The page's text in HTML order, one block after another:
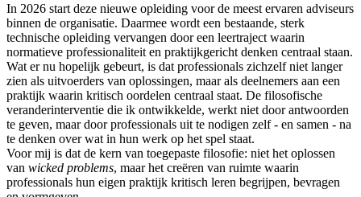
In 2026 start deze nieuwe opleiding voor de meest ervaren adviseurs
binnen de organisatie. Daarmee wordt een bestaande, sterk
technische opleiding vervangen door een leertraject waarin
normatieve professionaliteit en praktijkgericht denken centraal staan.
Wat er nu hopelijk gebeurt, is dat professionals zichzelf niet langer
zien als uitvoerders van oplossingen, maar als deelnemers aan een
praktijk waarin kritisch oordelen centraal staat. De filosofische
veranderinterventie die ik ontwikkelde, werkt niet door antwoorden
te geven, maar door professionals uit te nodigen zelf - en samen - na
te denken over wat in hun werk op het spel staat.
Voor mij is dat de kern van toegepaste filosofie: niet het oplossen
van wicked problems, maar het creëren van ruimte waarin
professionals hun eigen praktijk kritisch leren begrijpen, bevragen